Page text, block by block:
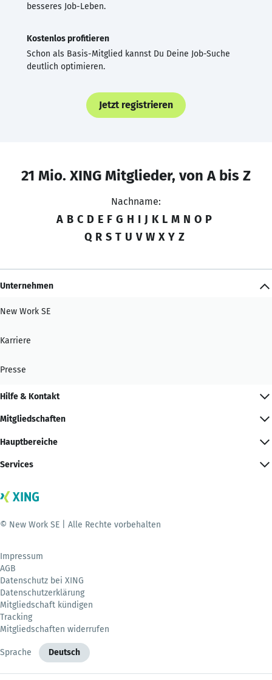
besseres Job-Leben.
Kostenlos profitieren
Schon als Basis-Mitglied kannst Du Deine Job-Suche
deutlich optimieren.
Jetzt registrieren
21 Mio. XING Mitglieder, von A bis Z
Nachname:
A B C D E F G H I J K L M N O P
Q R S T U V W X Y Z
Unternehmen
New Work SE
Karriere
Presse
Hilfe & Kontakt
Mitgliedschaften
Hauptbereiche
Services
© New Work SE | Alle Rechte vorbehalten
Impressum
AGB
Datenschutz bei XING
Datenschutzerklärung
Mitgliedschaft kündigen
Tracking
Mitgliedschaften widerrufen
Sprache Deutsch